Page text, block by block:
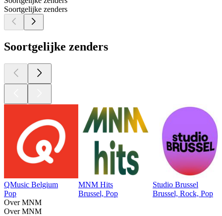
Soortgelijke zenders
Soortgelijke zenders
QMusic Belgium
Pop
MNM Hits
Brussel, Pop
Studio Brussel
Brussel, Rock, Pop
Over MNM
Over MNM